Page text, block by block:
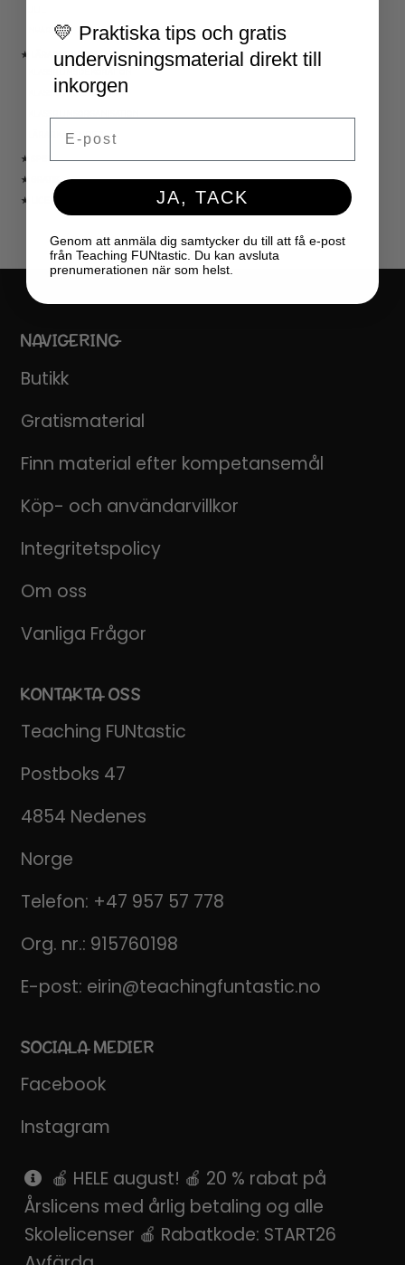
★ LÄRARVERKTYG
KLASSRUMSLEDARSKAP
LÄRARKALENDER
★ SPEL
★ GRATIS
★ LICENSER
NAVIGERING
Butikk
Gratismaterial
Finn material efter kompetansemål
Köp- och användarvillkor
Integritetspolicy
Om oss
Vanliga Frågor
KONTAKTA OSS
Teaching FUNtastic
Postboks 47
4854 Nedenes
Norge
Telefon: +47 957 57 778
Org. nr.: 915760198
E-post: eirin@teachingfuntastic.no
SOCIALA MEDIER
Facebook
Instagram
Pinterest
SnapChat
🍎 HELE august! 🍎 20 % rabat på
Årslicens med årlig betaling og alle
Skolelicenser 🍎 Rabatkode: START26
💛 Praktiska tips och gratis
undervisningsmaterial direkt till
inkorgen
JA, TACK
Genom att anmäla dig samtycker du till att få e-post
från Teaching FUNtastic. Du kan avsluta
prenumerationen när som helst.